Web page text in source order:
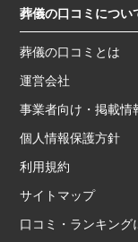
葬儀の口コミについ
葬儀の口コミとは
運営会社
事業者向け・掲載情
個人情報保護方針
利用規約
サイトマップ
口コミ・ランキング